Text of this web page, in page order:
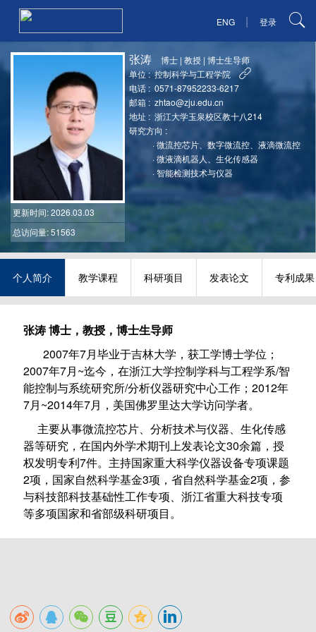
ENG | 登录
更新时间: 2026.03.03
总访问量: 51563
张涛 博士 |教授 |博士生导师
单位 : 控制科学与工程学院
电话 : 0571-87952233-6217
邮箱 : zhtao@zju.edu.cn
地址 : 浙江大学玉泉校区教十八214
研究方向 :
·微流控芯片、数字微流控、液滴微流控
·微液滴机器人、生化传感器
·智能检测技术与仪器
个人简介 教学课程 科研项目 发表论文 专利成果
张涛 博士，教授，博士生导师
2007年7月毕业于吉林大学，获工学博士学位；
2007年7月~迄今，在浙江大学控制学科与工程学系/智
能控制与系统研究所/分析仪器研究中心工作；2012年
7月~2014年7月，美国佛罗里达大学访问学者。
主要从事微流控芯片、分析技术与仪器、生化传感
器等研究，在国内外学术期刊上发表论文30余篇，授
权发明专利7件。主持国家重大科学仪器设备专项课题
2项，国家自然科学基金3项，省自然科学基金2项，参
与科技部科技基础性工作专项、浙江省重大科技专项
等多项国家和省部级科研项目。